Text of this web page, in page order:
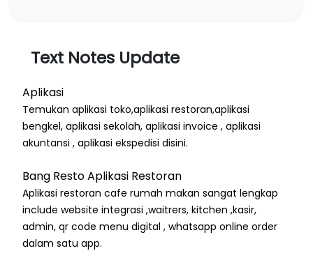
Text Notes Update
Aplikasi
Temukan aplikasi toko,aplikasi restoran,aplikasi
bengkel, aplikasi sekolah, aplikasi invoice , aplikasi
akuntansi , aplikasi ekspedisi disini.
Bang Resto Aplikasi Restoran
Aplikasi restoran cafe rumah makan sangat lengkap
include website integrasi ,waitrers, kitchen ,kasir,
admin, qr code menu digital , whatsapp online order
dalam satu app.